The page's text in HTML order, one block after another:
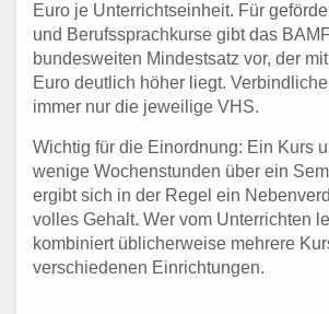
Euro je Unterrichtseinheit. Für
und Berufssprachkurse gibt das
bundesweiten Mindestsatz vor, der
Euro deutlich höher liegt.
immer nur die jeweilige VHS.
Wichtig für die Einordnung: Ein Kurs
wenige Wochenstunden über ein
ergibt sich in der Regel ein
volles Gehalt. Wer vom Unterrichten
kombiniert üblicherweise mehrere
verschiedenen Einrichtungen.